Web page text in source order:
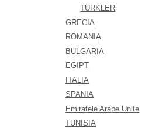
TÜRKLER
GRECIA
ROMANIA
BULGARIA
EGIPT
ITALIA
SPANIA
Emiratele Arabe Unite
TUNISIA